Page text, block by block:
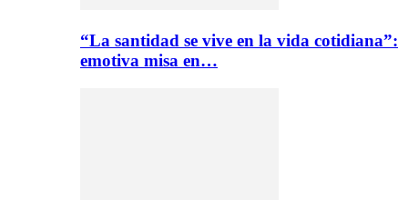
“La santidad se vive en la vida cotidiana”:
emotiva misa en…